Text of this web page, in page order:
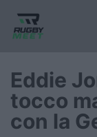
Nazionale
Eddie
tocco
con la